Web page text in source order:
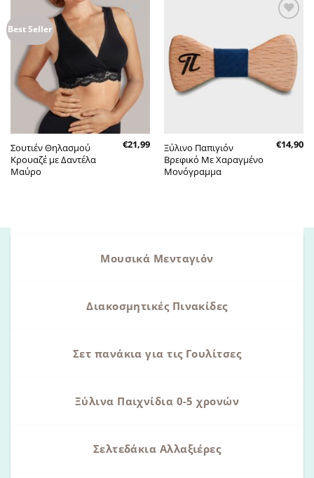
Best Seller
Πρόσθήκη
στην λίστα
επιθυμητών
Σουτιέν Θηλασμού
Κρουαζέ με Δαντέλα
Μαύρο
€21,99
στην λίστα
επιθυμητών
Ξύλινο Παπιγιόν
Βρεφικό Με Χαραγμένο
Μονόγραμμα
€14,90
Μουσικά Μενταγιόν
Διακοσμητικές Πινακίδες
Σετ πανάκια για τις Γουλίτσες
Ξύλινα Παιχνίδια 0-5 χρονών
Σελτεδάκια Αλλαξιέρες